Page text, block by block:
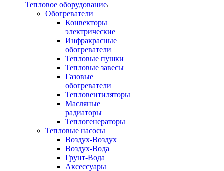
Тепловое оборудование
Обогреватели
Конвекторы
электрические
Инфракрасные
обогреватели
Тепловые пушки
Тепловые завесы
Газовые
обогреватели
Тепловентиляторы
Масляные
радиаторы
Теплогенераторы
Тепловые насосы
Воздух-Воздух
Воздух-Вода
Грунт-Вода
Аксессуары